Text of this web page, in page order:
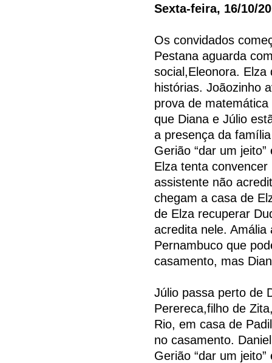
Sexta-feira, 16/10/
Os convidados
Pestana aguarda
social,Eleonora.
histórias. Joãozinho
prova de
que Diana e Júlio
a presença da
Gerião “dar um
Elza tenta
assistente não
chegam a casa de
de Elza recuperar
acredita nele.
Pernambuco que
casamento, mas
Júlio passa perto de
Perereca,filho de
Rio, em casa de
no casamento.
Gerião “dar um